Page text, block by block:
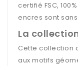
certifié FSC,
encres sont
La
Cette collection
aux motifs